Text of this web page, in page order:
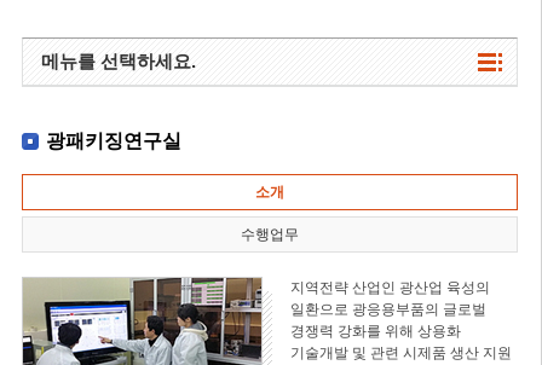
메뉴를 선택하세요.
광패키징연구실
소개
수행업무
지역전략 산업인 광산업 육성의
일환으로 광응용부품의 글로벌
경쟁력 강화를 위해 상용화
기술개발 및 관련 시제품 생산 지원